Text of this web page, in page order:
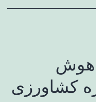
هوش
کشاورزی